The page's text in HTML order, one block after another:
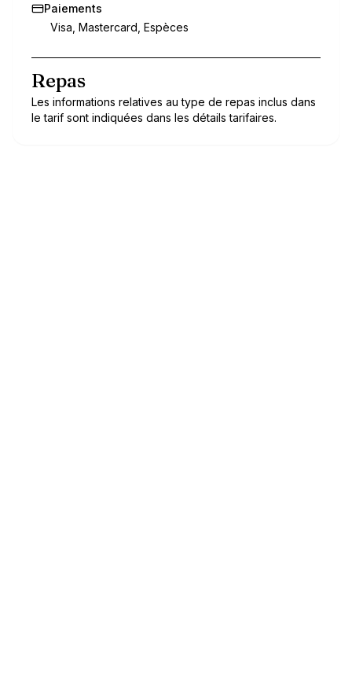
Paiements
Visa, Mastercard, Espèces
Repas
Les informations relatives au type de repas inclus dans
le tarif sont indiquées dans les détails tarifaires.